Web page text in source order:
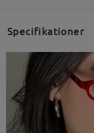
Specifikationer